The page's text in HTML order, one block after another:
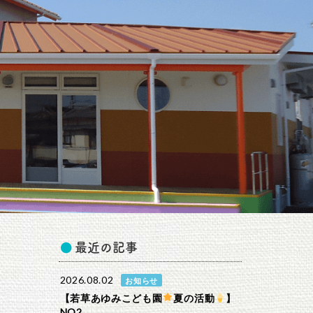
最近の記事
2026.08.02 お知らせ
【若草あゆみこども園 夏の活動
】